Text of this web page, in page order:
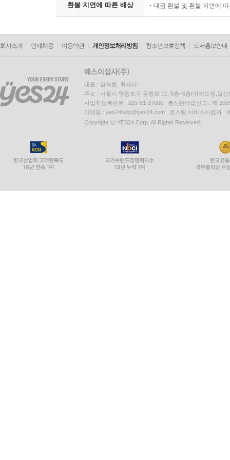
환불 지연에 따른 배상 대금 환불 및 환불 지연에
회사소개 인재채용 이용약관 개인정보처리방침 청소년보호정책 도서홍보안내
대표 : 김석환, 최세라
주소 : 서울시 영등포구 은행로 11, 5층~6층(여의도동,일신
사업자등록번호 : 229-81-37000 통신판매업신고 : 제
이메일 : yes24help@yes24.com 호스팅 서비스사업자 :
Copyright ⓒ YES24 Corp. All Rights Reserved.